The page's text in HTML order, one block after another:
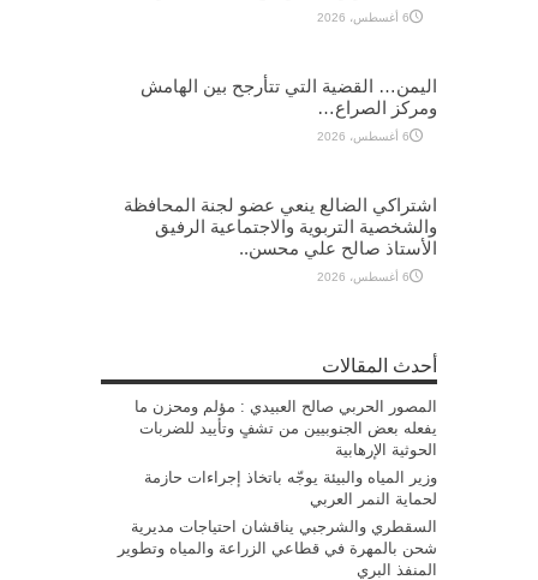
6 أغسطس، 2026
اليمن… القضية التي تتأرجح بين الهامش
ومركز الصراع…
6 أغسطس، 2026
اشتراكي الضالع ينعي عضو لجنة المحافظة
والشخصية التربوية والاجتماعية الرفيق
الأستاذ صالح علي محسن..
6 أغسطس، 2026
أحدث المقالات
المصور الحربي صالح العبيدي : مؤلم ومحزن ما
يفعله بعض الجنوبيين من تشفٍ وتأييد للضربات
الحوثية الإرهابية
وزير المياه والبيئة يوجّه باتخاذ إجراءات حازمة
لحماية النمر العربي
السقطري والشرجبي يناقشان احتياجات مديرية
شحن بالمهرة في قطاعي الزراعة والمياه وتطوير
المنفذ البري